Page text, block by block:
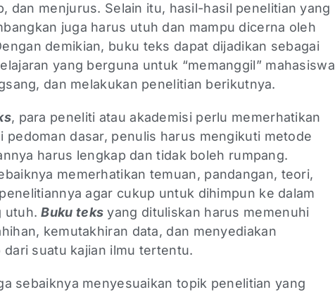
dan menjurus. Selain itu, hasil-hasil penelitian yang
juga harus utuh dan mampu dicerna oleh
demikian, buku teks dapat dijadikan sebagai
yang berguna untuk “memanggil” mahasiswa
dan melakukan penelitian berikutnya.
, para peneliti atau akademisi perlu memerhatikan
pedoman dasar, penulis harus mengikuti metode
harus lengkap dan tidak boleh rumpang.
memerhatikan temuan, pandangan, teori,
agar cukup untuk dihimpun ke dalam
utuh.Buku teks yang dituliskan harus memenuhi
kemutakhiran data, dan menyediakan
suatu kajian ilmu tertentu.
sebaiknya menyesuaikan topik penelitian yang